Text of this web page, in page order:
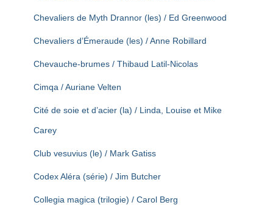
Chevaliers de Myth Drannor (les) / Ed Greenwood
Chevaliers d’Émeraude (les) / Anne Robillard
Chevauche-brumes / Thibaud Latil-Nicolas
Cimqa / Auriane Velten
Cité de soie et d’acier (la) / Linda, Louise et Mike
Carey
Club vesuvius (le) / Mark Gatiss
Codex Aléra (série) / Jim Butcher
Collegia magica (trilogie) / Carol Berg